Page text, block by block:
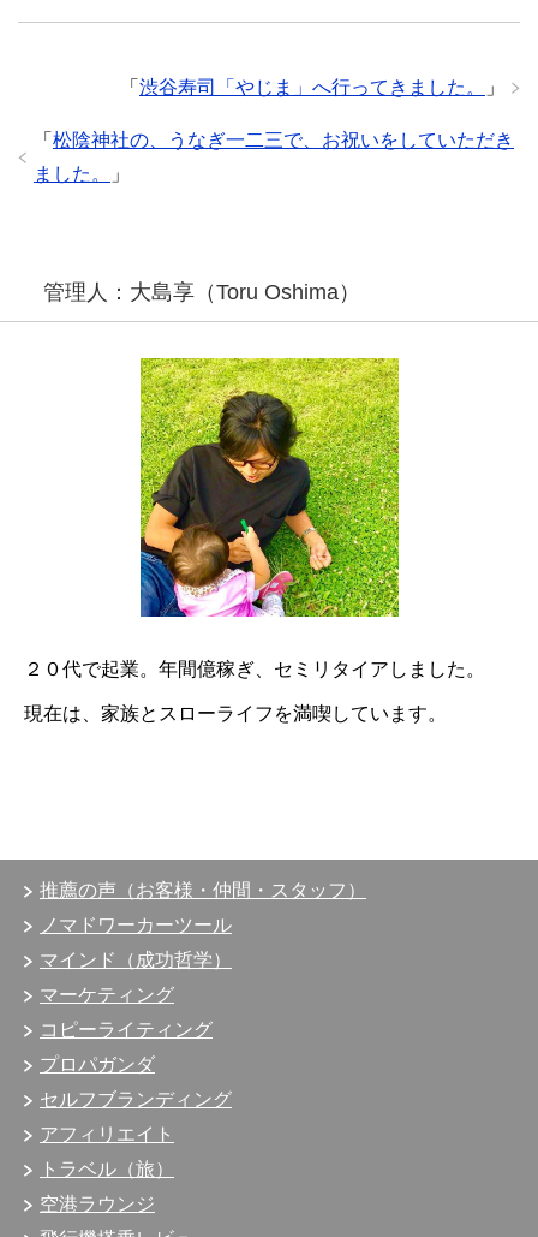
「 渋谷寿司「やじま」へ行ってきました。 」
「 松陰神社の、うなぎ一二三で、お祝いをしていただき
ました。
」
管理人：大島享（Toru Oshima）
２０代で起業。 年間億稼ぎ、 セミリタイアしました。
現在は、 家族とスローライフを満喫しています。
推薦の声（お客様・仲間・スタッフ）
ノマドワーカーツール
マインド（成功哲学）
マーケティング
コピーライティング
プロパガンダ
セルフブランディング
アフィリエイト
トラベル（旅）
空港ラウンジ